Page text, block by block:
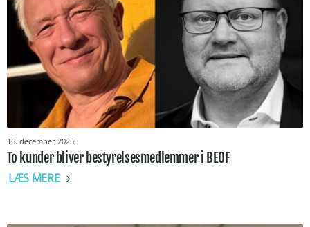
16. december 2025
To kunder bliver bestyrelsesmedlemmer i BEOF
LÆS MERE